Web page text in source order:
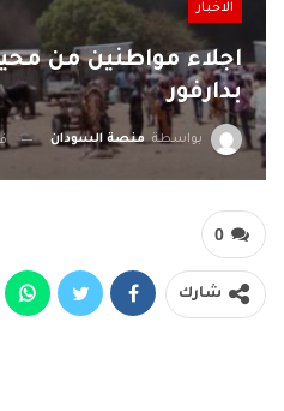
الاخبار
اجلاء مواطنين من
بدارفور
بواسطةمنصة السودان
0
شارك